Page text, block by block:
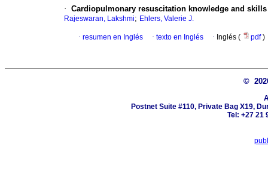
· Cardiopulmonary resuscitation knowledge and
Rajeswaran, Lakshmi; Ehlers, Valerie J.
· resumen en Inglés · texto en Inglés · Inglés ( pdf)
©
Postnet Suite #110, Private Bag X19,
Tel: +27 21